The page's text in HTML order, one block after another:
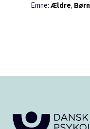
Emne: Ældre,